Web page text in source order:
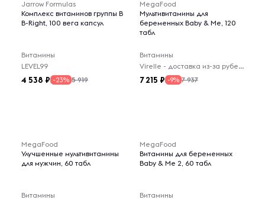
Jarrow Formulas
Комплекс витаминов группы B
B-Right, 100 вега капсул
Витамины
LEVEL99
4 538 -23% 5 919
MegaFood
Мультивитамины для
беременных Baby & Me, 120
табл
Витамины
Virelle - доставка из-за рубежа
7 215 -9% 7 937
MegaFood
Улучшенные мультивитамины
для мужчин, 60 табл
Витамины
MegaFood
Витамины для беременных
Baby & Me 2, 60 табл
Витамины